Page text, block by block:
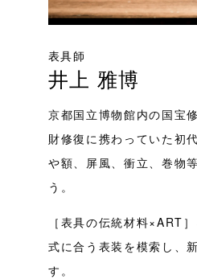
表具師
井上 雅博
京都国立博物館内の国宝
財修復に携わっていた初
や額、屏風、衝立、巻物
う。
［表具の伝統材料×ART
式に合う表装を模索し、
す。